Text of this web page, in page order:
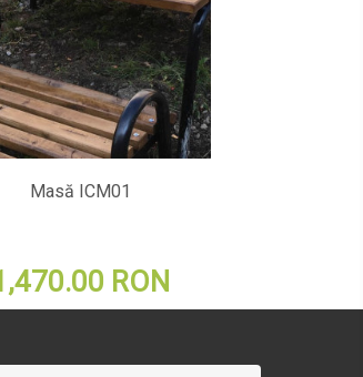
Masă ICM01
RON